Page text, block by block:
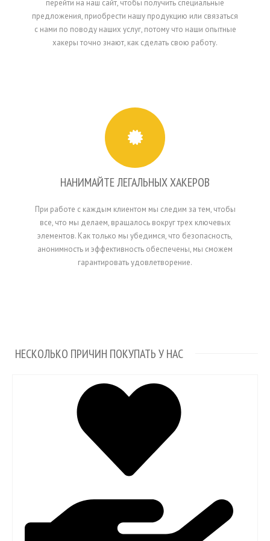
перейти на наш сайт, чтобы получить специальные
предложения, приобрести нашу продукцию или связаться
с нами по поводу наших услуг, потому что наши опытные
хакеры точно знают, как сделать свою работу.
НАНИМАЙТЕ ЛЕГАЛЬНЫХ ХАКЕРОВ
При работе с каждым клиентом мы следим за тем, чтобы
все, что мы делаем, вращалось вокруг трех ключевых
элементов. Как только мы убедимся, что безопасность,
анонимность и эффективность обеспечены, мы сможем
гарантировать удовлетворение.
НЕСКОЛЬКО ПРИЧИН ПОКУПАТЬ У НАС